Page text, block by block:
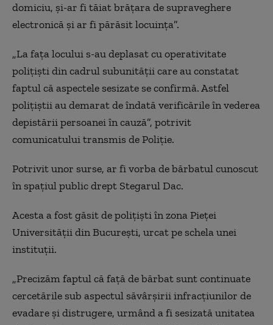
domiciu, și-ar fi tăiat brățara de supraveghere
electronică și ar fi părăsit locuința”.
„La fața locului s-au deplasat cu operativitate
polițiști din cadrul subunității care au constatat
faptul că aspectele sesizate se confirmă. Astfel
polițiștii au demarat de îndată verificările în vederea
depistării persoanei în cauză”, potrivit
comunicatului transmis de Poliție.
Potrivit unor surse, ar fi vorba de bărbatul cunoscut
în spațiul public drept Stegarul Dac.
Acesta a fost găsit de polițiști în zona Pieței
Universității din București, urcat pe schela unei
instituții.
„Precizăm faptul că față de bărbat sunt continuate
cercetările sub aspectul săvârșirii infracțiunilor de
evadare și distrugere, urmând a fi sesizată unitatea